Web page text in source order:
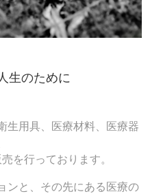
生のために
生用具、医療材料、医療器
を行っております。
ンと、その先にある医療の